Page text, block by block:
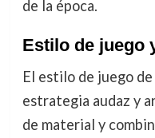
de la época.
Estilo de juego
El estilo de juego de
estrategia audaz y
de material y